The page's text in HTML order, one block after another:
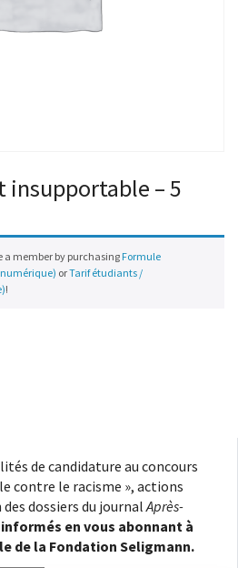
insupportable – 5
a member by purchasing Formule
orTarif étudiants /
!
de candidature au concours
contre le racisme », actions
dossiers du journal Après-
en vous abonnant à
de la Fondation Seligmann.